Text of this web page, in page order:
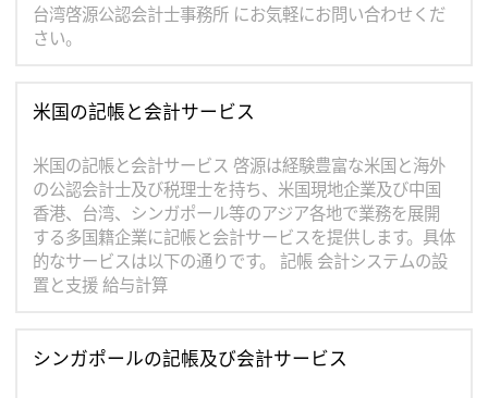
台湾啓源公認会計士事務所 にお気軽にお問い合わせくだ
さい。
米国の記帳と会計サービス
米国の記帳と会計サービス 啓源は経験豊富な米国と海外
の公認会計士及び税理士を持ち、米国現地企業及び中国
香港、台湾、シンガポール等のアジア各地で業務を展開
する多国籍企業に記帳と会計サービスを提供します。具体
的なサービスは以下の通りです。 記帳 会計システムの設
置と支援 給与計算
シンガポールの記帳及び会計サービス